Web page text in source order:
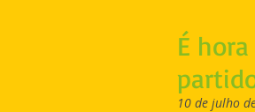
É
10 de julho